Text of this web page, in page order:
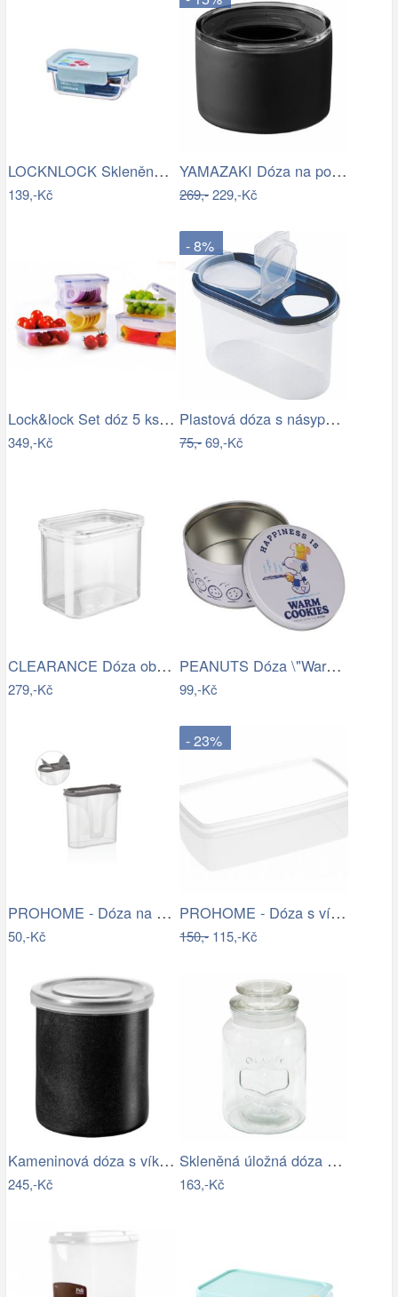
LOCKNLOCK Skleněná zapékací miska s…
139,-Kč
YAMAZAKI Dóza na potraviny Tower, 240…
269,-229,-Kč
Lock&lock Set dóz 5 ks HPL806S5
349,-Kč
- 8%
Plastová dóza s násypkou Heidrun 1000ml…
75,-69,-Kč
CLEARANCE Dóza obdélníková 1700 ml
279,-Kč
PEANUTS Dóza \"Warm Cookies\" malá -…
99,-Kč
PROHOME - Dóza na koření MAJOR 0,3L…
50,-Kč
- 23%
PROHOME - Dóza s víčkem MARGERIT 6L bílá
150,-115,-Kč
Kameninová dóza s víkem výška 10 cm…
245,-Kč
Skleněná úložná dóza s víkem - Ø 11*19…
163,-Kč